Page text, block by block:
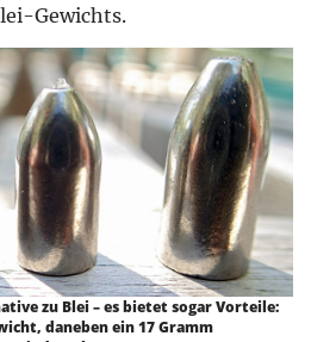
Gewichts.
zu Blei – es bietet sogar Vorteile:
daneben ein 17 Gramm